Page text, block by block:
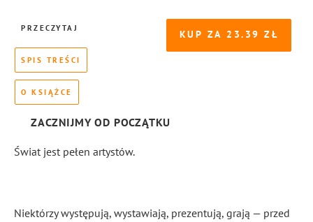
KUP ZA 23.39
PRZECZYTAJ
SPIS TREŚCI
O KSIĄŻCE
ZACZNIJMY OD POCZĄTKU
Świat jest pełen artystów.
Niektórzy występują, wystawiają, prezentują, grają — przed